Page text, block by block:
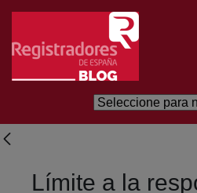
Salta al contingut principal
Límite a la